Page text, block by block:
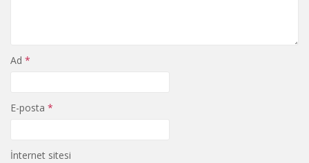
Ad *
E-posta *
İnternet sitesi